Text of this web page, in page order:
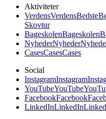
Aktiviteter
VerdensVerdensBedste
Skovtur
BageskolenBageskolen
NyhederNyheder
CasesCasesCases
Social
InstagramInstagram
YouTubeYouTube
FacebookFacebook
LinkedInLinkedIn